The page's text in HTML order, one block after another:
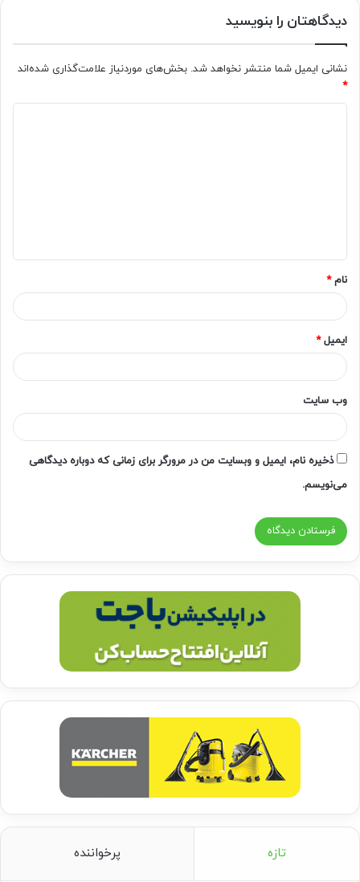
دیدگاهتان را بنویسید
نشانی ایمیل شما منتشر نخواهد شد. بخش‌های موردنیاز علامت‌گذاری شده‌اند
*
*
نام*
ایمیل*
وب‌ سایت
ذخیره نام، ایمیل و وبسایت من در مرورگر برای زمانی که دوباره دیدگاهی
می‌نویسم.
تازه پرخواننده